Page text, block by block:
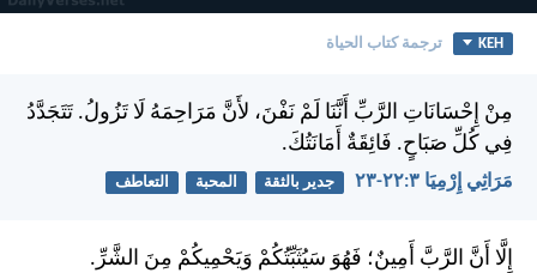
KEH ترجمة كتاب الحياة
مِنْ إِحْسَانَاتِ الرَّبِّ أَنَّنَا لَمْ نَفْنَ، لأَنَّ مَرَاحِمَهُ لَا تَزُولُ. تَتَجَدَّدُ
فِي كُلِّ صَبَاحٍ. فَائِقَةٌ أَمَانَتُكَ.
مَرَاثِي إِرْمِيَا ٣:‏٢٢-‏٢٣ جدير بالثقة المحبة التعاطف
إِلَّا أَنَّ الرَّبَّ أَمِينٌ؛ فَهُوَ سَيُثَبِّتُكُمْ وَيَحْمِيكُمْ مِنَ الشَّرِّ.